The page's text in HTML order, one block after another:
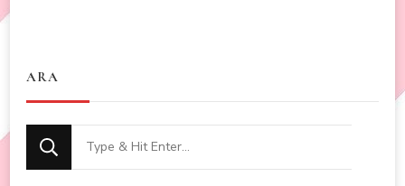
ARA
Looking
for